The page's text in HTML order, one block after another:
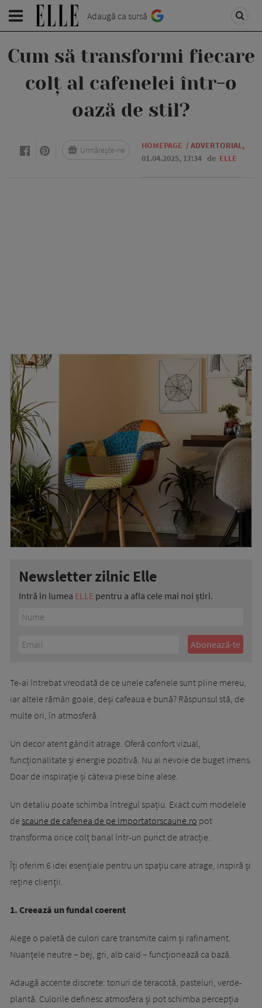
Adaugă ca sursă
Cum să transformi fiecare
colț al cafenelei într-o
oază de stil?
HOMEPAGE / ADVERTORIAL,
01.04.2025, 17:34 de ELLE
Urmărește-ne
Newsletter zilnic Elle
Intră în lumea ELLE pentru a afla cele mai noi știri.
Te-ai întrebat vreodată de ce unele cafenele sunt pline mereu,
iar altele rămân goale, deși cafeaua e bună? Răspunsul stă, de
multe ori, în atmosferă.
Un decor atent gândit atrage. Oferă confort vizual,
funcționalitate și energie pozitivă. Nu ai nevoie de buget imens.
Doar de inspirație și câteva piese bine alese.
Un detaliu poate schimba întregul spațiu. Exact cum modelele
de scaune de cafenea de pe Importatorscaune.ro pot
transforma orice colț banal într-un punct de atracție.
Îți oferim 6 idei esențiale pentru un spațiu care atrage, inspiră și
reține clienții.
1. Creează un fundal coerent
Alege o paletă de culori care transmite calm și rafinament.
Nuanțele neutre – bej, gri, alb cald – funcționează ca bază.
Adaugă accente discrete: tonuri de teracotă, pasteluri, verde-
plantă. Culorile definesc atmosfera și pot schimba percepția